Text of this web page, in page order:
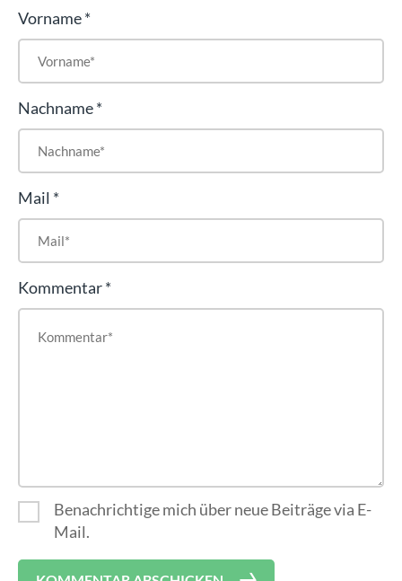
Vorname
Nachname
Mail
Kommentar
Benachrichtige mich über neue Beiträge via E-
Mail.